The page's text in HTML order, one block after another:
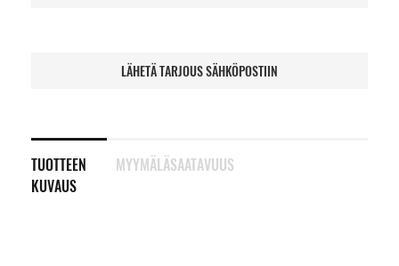
LÄHETÄ TARJOUS SÄHKÖPOSTIIN
TUOTTEEN
KUVAUS
MYYMÄLÄSAATAVUUS